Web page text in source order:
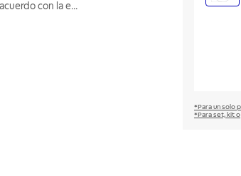
con la e...
*Para un solo
*Para set, kit